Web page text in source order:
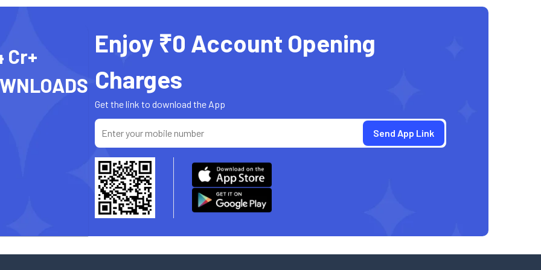
Cr+
Enjoy ₹0 Account Opening
Charges
Get the link to download the App